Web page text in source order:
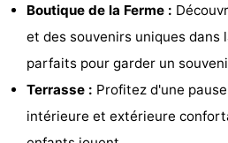
Points
vue
Attractions
Terrains
-
Aires
Boutique de la Ferme :
et des souvenirs uniques dans
parfaits pour garder un
Terrasse : Profitez d'une
intérieure et extérieure